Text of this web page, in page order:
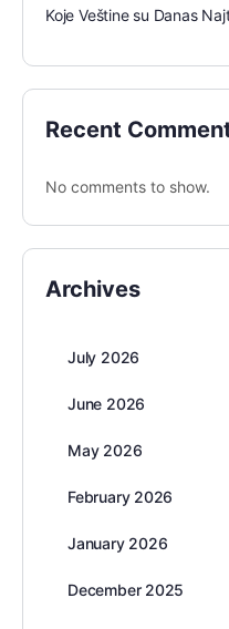
Koje Veštine su Danas
Recent
No comments to show.
Archives
July 2026
June 2026
May 2026
February 2026
January 2026
December 2025